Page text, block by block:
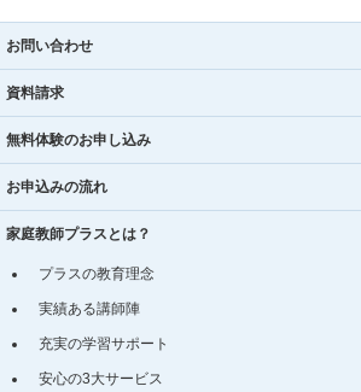
お問い合わせ
資料請求
無料体験のお申し込み
お申込みの流れ
家庭教師プラスとは？
プラスの教育理念
実績ある講師陣
充実の学習サポート
安心の3大サービス